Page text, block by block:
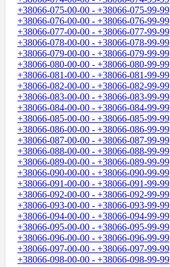
+38066-075-00-00 - +38066-075-99-99
+38066-076-00-00 - +38066-076-99-99
+38066-077-00-00 - +38066-077-99-99
+38066-078-00-00 - +38066-078-99-99
+38066-079-00-00 - +38066-079-99-99
+38066-080-00-00 - +38066-080-99-99
+38066-081-00-00 - +38066-081-99-99
+38066-082-00-00 - +38066-082-99-99
+38066-083-00-00 - +38066-083-99-99
+38066-084-00-00 - +38066-084-99-99
+38066-085-00-00 - +38066-085-99-99
+38066-086-00-00 - +38066-086-99-99
+38066-087-00-00 - +38066-087-99-99
+38066-088-00-00 - +38066-088-99-99
+38066-089-00-00 - +38066-089-99-99
+38066-090-00-00 - +38066-090-99-99
+38066-091-00-00 - +38066-091-99-99
+38066-092-00-00 - +38066-092-99-99
+38066-093-00-00 - +38066-093-99-99
+38066-094-00-00 - +38066-094-99-99
+38066-095-00-00 - +38066-095-99-99
+38066-096-00-00 - +38066-096-99-99
+38066-097-00-00 - +38066-097-99-99
+38066-098-00-00 - +38066-098-99-99